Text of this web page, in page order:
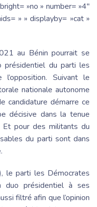
»no » number= »4″
» » displayby= »cat »
au Bénin pourrait se
présidentiel du parti les
Suivant le
nationale autonome
candidature démarre ce
décisive dans la tenue
Et pour des militants du
du parti sont dans
le parti les Démocrates
duo présidentiel à ses
filtré afin que l’opinion